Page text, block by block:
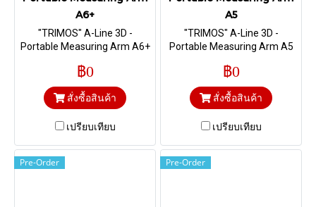
A6+
"TRIMOS" A-Line 3D -
Portable Measuring Arm A6+
฿0
สั่งซื้อสินค้า
เปรียบเทียบ
A5
"TRIMOS" A-Line 3D -
Portable Measuring Arm A5
฿0
สั่งซื้อสินค้า
เปรียบเทียบ
Pre-Order Pre-Order